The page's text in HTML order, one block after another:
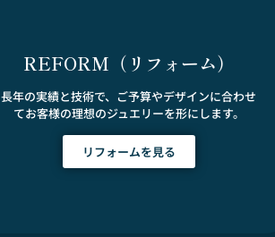
REFORM（リフォーム）
長年の実績と技術で、ご予算やデザインに合わせ
てお客様の理想のジュエリーを形にします。
リフォームを見る